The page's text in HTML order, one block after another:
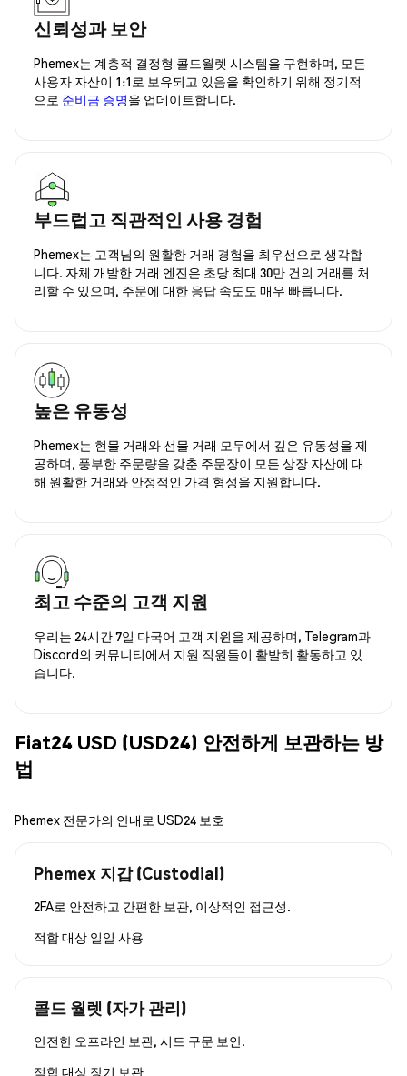
신뢰성과 보안
Phemex는 계층적 결정형 콜드월렛 시스템을 구현하며, 모든
사용자 자산이 1:1로 보유되고 있음을 확인하기 위해 정기적
으로 준비금 증명을 업데이트합니다.
부드럽고 직관적인 사용 경험
Phemex는 고객님의 원활한 거래 경험을 최우선으로 생각합
니다. 자체 개발한 거래 엔진은 초당 최대 30만 건의 거래를 처
리할 수 있으며, 주문에 대한 응답 속도도 매우 빠릅니다.
높은 유동성
Phemex는 현물 거래와 선물 거래 모두에서 깊은 유동성을 제
공하며, 풍부한 주문량을 갖춘 주문장이 모든 상장 자산에 대
해 원활한 거래와 안정적인 가격 형성을 지원합니다.
최고 수준의 고객 지원
우리는 24시간 7일 다국어 고객 지원을 제공하며, Telegram과
Discord의 커뮤니티에서 지원 직원들이 활발히 활동하고 있
습니다.
Fiat24 USD (USD24) 안전하게 보관하는 방
법
Phemex 전문가의 안내로 USD24 보호
Phemex 지갑 (Custodial)
2FA로 안전하고 간편한 보관, 이상적인 접근성.
적합 대상 일일 사용
콜드 월렛 (자가 관리)
안전한 오프라인 보관, 시드 구문 보안.
적합 대상 장기 보관